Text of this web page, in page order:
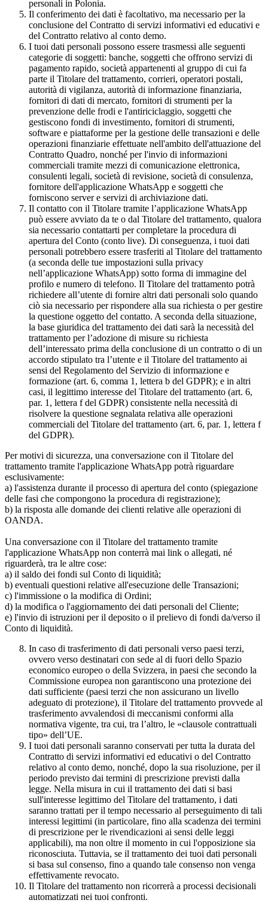
personali in Polonia.
Il conferimento dei dati è facoltativo, ma necessario per la
conclusione del Contratto di servizi informativi ed educativi e
del Contratto relativo al conto demo.
I tuoi dati personali possono essere trasmessi alle seguenti
categorie di soggetti: banche, soggetti che offrono servizi di
pagamento rapido, società appartenenti al gruppo di cui fa
parte il Titolare del trattamento, corrieri, operatori postali,
autorità di vigilanza, autorità di informazione finanziaria,
fornitori di dati di mercato, fornitori di strumenti per la
prevenzione delle frodi e l'antiriciclaggio, soggetti che
gestiscono fondi di investimento, fornitori di strumenti,
software e piattaforme per la gestione delle transazioni e delle
operazioni finanziarie effettuate nell'ambito dell'attuazione del
Contratto Quadro, nonché per l'invio di informazioni
commerciali tramite mezzi di comunicazione elettronica,
consulenti legali, società di revisione, società di consulenza,
fornitore dell'applicazione WhatsApp e soggetti che
forniscono server e servizi di archiviazione dati.
Il contatto con il Titolare tramite l’applicazione WhatsApp
può essere avviato da te o dal Titolare del trattamento, qualora
sia necessario contattarti per completare la procedura di
apertura del Conto (conto live). Di conseguenza, i tuoi dati
personali potrebbero essere trasferiti al Titolare del trattamento
(a seconda delle tue impostazioni sulla privacy
nell’applicazione WhatsApp) sotto forma di immagine del
profilo e numero di telefono. Il Titolare del trattamento potrà
richiedere all’utente di fornire altri dati personali solo quando
ciò sia necessario per rispondere alla sua richiesta o per gestire
la questione oggetto del contatto. A seconda della situazione,
la base giuridica del trattamento dei dati sarà la necessità del
trattamento per l’adozione di misure su richiesta
dell’interessato prima della conclusione di un contratto o di un
accordo stipulato tra l’utente e il Titolare del trattamento ai
sensi del Regolamento del Servizio di informazione e
formazione (art. 6, comma 1, lettera b del GDPR); e in altri
casi, il legittimo interesse del Titolare del trattamento (art. 6,
par. 1, lettera f del GDPR) consistente nella necessità di
risolvere la questione segnalata relativa alle operazioni
commerciali del Titolare del trattamento (art. 6, par. 1, lettera f
del GDPR).
Per motivi di sicurezza, una conversazione con il Titolare del
trattamento tramite l'applicazione WhatsApp potrà riguardare
esclusivamente:
a) l'assistenza durante il processo di apertura del conto (spiegazione
delle fasi che compongono la procedura di registrazione);
b) la risposta alle domande dei clienti relative alle operazioni di
OANDA.
Una conversazione con il Titolare del trattamento tramite
l'applicazione WhatsApp non conterrà mai link o allegati, né
riguarderà, tra le altre cose:
a) il saldo dei fondi sul Conto di liquidità;
b) eventuali questioni relative all'esecuzione delle Transazioni;
c) l'immissione o la modifica di Ordini;
d) la modifica o l'aggiornamento dei dati personali del Cliente;
e) l'invio di istruzioni per il deposito o il prelievo di fondi da/verso il
Conto di liquidità.
In caso di trasferimento di dati personali verso paesi terzi,
ovvero verso destinatari con sede al di fuori dello Spazio
economico europeo o della Svizzera, in paesi che secondo la
Commissione europea non garantiscono una protezione dei
dati sufficiente (paesi terzi che non assicurano un livello
adeguato di protezione), il Titolare del trattamento provvede al
trasferimento avvalendosi di meccanismi conformi alla
normativa vigente, tra cui, tra l’altro, le «clausole contrattuali
tipo» dell’UE.
I tuoi dati personali saranno conservati per tutta la durata del
Contratto di servizi informativi ed educativi o del Contratto
relativo al conto demo, nonché, dopo la sua risoluzione, per il
periodo previsto dai termini di prescrizione previsti dalla
legge. Nella misura in cui il trattamento dei dati si basi
sull'interesse legittimo del Titolare del trattamento, i dati
saranno trattati per il tempo necessario al perseguimento di tali
interessi legittimi (in particolare, fino alla scadenza dei termini
di prescrizione per le rivendicazioni ai sensi delle leggi
applicabili), ma non oltre il momento in cui l'opposizione sia
riconosciuta. Tuttavia, se il trattamento dei tuoi dati personali
si basa sul consenso, fino a quando tale consenso non venga
effettivamente revocato.
Il Titolare del trattamento non ricorrerà a processi decisionali
automatizzati nei tuoi confronti.